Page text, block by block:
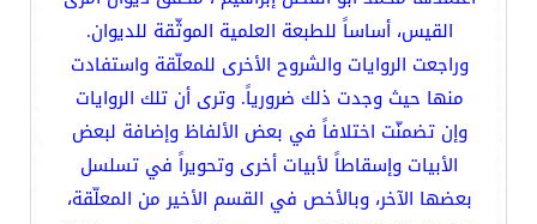
القيس، أساساً للطبعة العلمية الموثّقة للديوان.
وراجعت الروايات والشروح الأخرى للمعلّقة واستفادت
منها حيث وجدت ذلك ضرورياً. وترى أن تلك الروايات
وإن تضمنّت اختلافاً في بعض الألفاظ وإضافة لبعض
الأبيات وإسقاطاً لأبيات أخرى وتحويراً في تسلسل
بعضها الآخر، وبالأخص في القسم الأخير من المعلّقة،